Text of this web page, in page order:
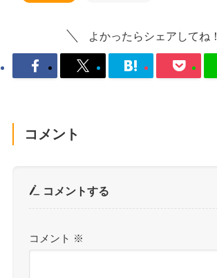
よかったらシェアしてね！
コメント
コメントする
コメント ※